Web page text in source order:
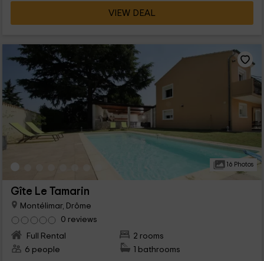
VIEW DEAL
16 Photos
Gîte Le Tamarin
Montélimar, Drôme
0 reviews
Full Rental
2 rooms
6 people
1 bathrooms